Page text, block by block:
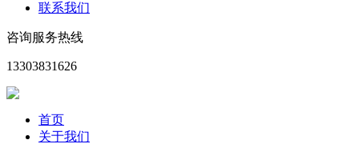
联系我们
咨询服务热线
13303831626
首页
关于我们